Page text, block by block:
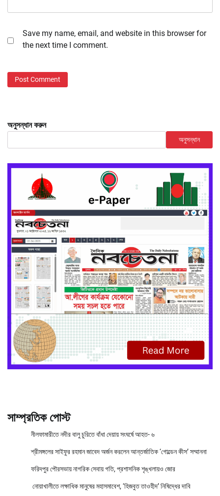
Save my name, email, and website in this browser for
the next time I comment.
অনুসন্ধান করুন
অনুসন্ধান
সাম্প্রতিক পোস্ট
নীলফামারীতে নদীর বালু চুরিতে বাঁধা দেয়ায় সংঘর্ষে আহত- ৬
শ্রীমঙ্গলের সাইফুর রহমান জাবেদ অর্জন করলেন আন্তর্জাতিক ‘গোল্ডেন কীস’ সম্মাননা
ফরিদপুর পৌরসভায় নাগরিক সেবায় গতি, প্রশাসনিক শৃঙ্খলায়ও জোর
নোয়াখালীতে লক্ষাধিক মানুষের মহাসমাবেশ, ‘হিজবুত তাওহীদ’ নিষিদ্ধের দাবি